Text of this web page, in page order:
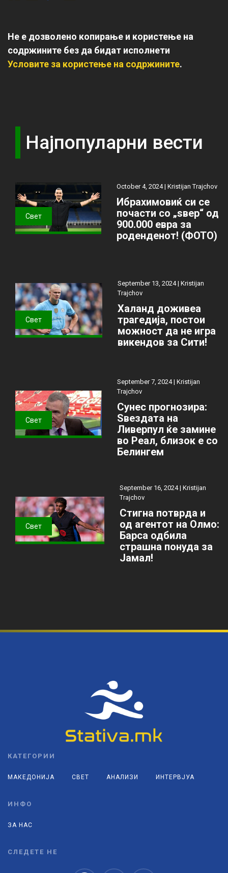
Не е дозволено копирање и користење на
содржините без да бидат исполнети
Условите за користење на содржините.
Најпопуларни вести
Свет
October 4, 2024 |Kristijan Trajchov
Ибрахимовиќ си се
почасти со „ѕвер“ од
900.000 евра за
роденденот! (ФОТО)
Свет
September 13, 2024 | Kristijan
Trajchov
Халанд доживеа
трагедија, постои
можност да не игра
викендов за Сити!
Свет
September 7, 2024 | Kristijan
Trajchov
Сунес прогнозира:
Ѕвездата на
Ливерпул ќе замине
во Реал, близок е со
Белингем
Свет
September 16, 2024 | Kristijan
Trajchov
Стигна потврда и
од агентот на Олмо:
Барса одбила
страшна понуда за
Јамал!
КАТЕГОРИИ
МАКЕДОНИЈА СВЕТ АНАЛИЗИ ИНТЕРВЈУА
ИНФО
ЗА НАС
СЛЕДЕТЕ НЕ